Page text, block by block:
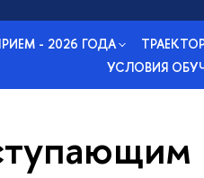
- 2026 ГОДА
УСЛОВИЯ